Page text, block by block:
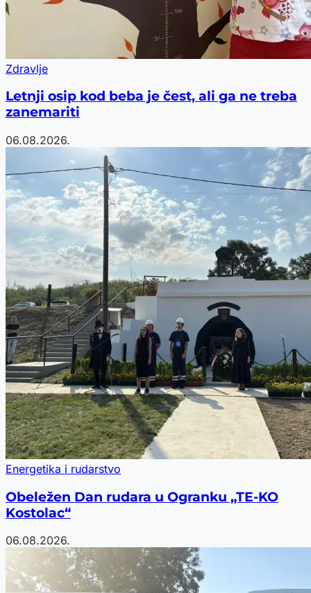
Zdravlje
Letnji osip kod beba je čest, ali ga ne treba
zanemariti
06.08.2026.
Energetika i rudarstvo
Obeležen Dan rudara u Ogranku „TE-KO
Kostolac“
06.08.2026.